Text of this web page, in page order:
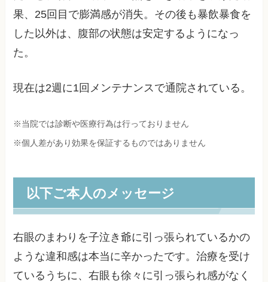
果、25回目で膨満感が消失。その後も暴飲暴食を
した以外は、腹部の状態は安定するようになっ
た。
現在は2週に1回メンテナンスで通院されている。
※当院では診断や医療行為は行っておりません
※個人差があり効果を保証するものではありません
以下ご本人のメッセージ
右眼のまわりを子泣き爺に引っ張られているかの
ような違和感は本当に辛かったです。治療を受け
ているうちに、右眼も徐々に引っ張られ感がなく